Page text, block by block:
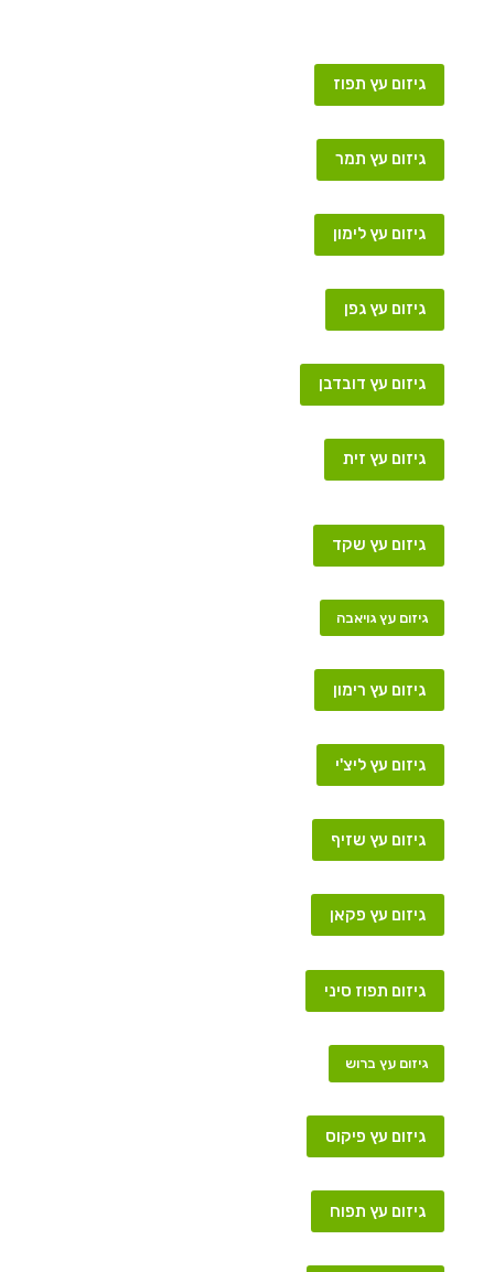
גיזום עץ תפוז
גיזום עץ תמר
גיזום עץ לימון
גיזום עץ גפן
גיזום עץ דובדבן
גיזום עץ זית
גיזום עץ שקד
גיזום עץ גויאבה
גיזום עץ רימון
גיזום עץ ליצ'י
גיזום עץ שזיף
גיזום עץ פקאן
גיזום תפוז סיני
גיזום עץ ברוש
גיזום עץ פיקוס
גיזום עץ תפוח